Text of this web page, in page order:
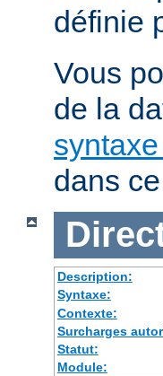
définie
Vous
de la
dans
Description:
Syntaxe:
Contexte:
Surcharges
Statut:
Module: